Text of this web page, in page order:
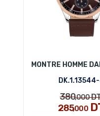
380,000
285,000